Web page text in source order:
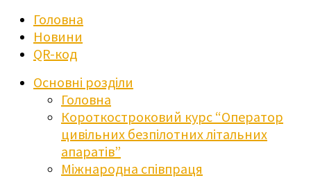
Головна
Новини
QR-код
Основні розділи
Головна
Короткостроковий курс “Оператор
цивільних безпілотних літальних
апаратів”
Міжнародна співпраця